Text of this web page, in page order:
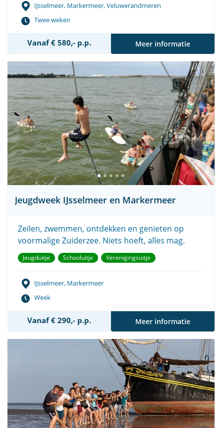
IJsselmeer, Markermeer, Veluwerandmeren
Twee weken
Vanaf € 580,- p.p. Meer informatie
Jeugdweek IJsselmeer en Markermeer
Zeilen, zwemmen, ontdekken en genieten op
voormalige Zuiderzee. Niets hoeft, alles mag.
Jeugduitje Schooluitje Verenigingsuitje
IJsselmeer, Markermeer
Week
Vanaf € 290,- p.p. Meer informatie